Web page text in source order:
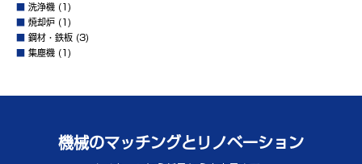
洗浄機 (1)
焼却炉 (1)
鋼材・鉄板 (3)
集塵機 (1)
機械のマッチングとリノベーション